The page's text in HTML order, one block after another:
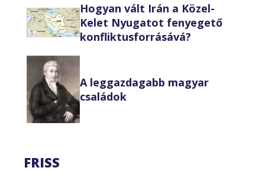
Hogyan vált Irán a Közel-
Kelet Nyugatot fenyegető
konfliktusforrásává?
A leggazdagabb magyar
családok
FRISS